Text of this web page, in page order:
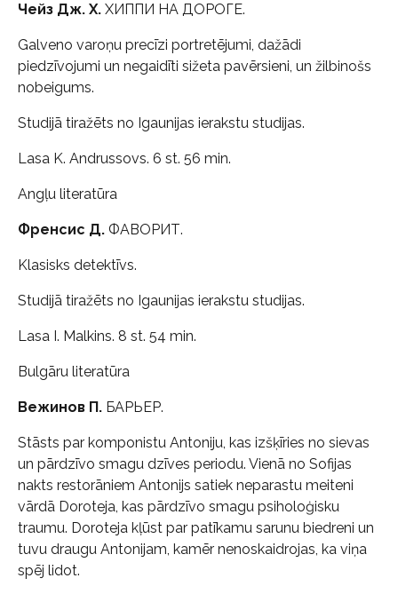
Чейз Дж. Х. ХИППИ НА ДОРОГЕ.
Galveno varoņu precīzi portretējumi, dažādi
piedzīvojumi un negaidīti sižeta pavērsieni, un žilbinošs
nobeigums.
Studijā tiražēts no Igaunijas ierakstu studijas.
Lasa K. Andrussovs. 6 st. 56 min.
Angļu literatūra
Френсис Д. ФАВОРИТ.
Klasisks detektīvs.
Studijā tiražēts no Igaunijas ierakstu studijas.
Lasa I. Malkins. 8 st. 54 min.
Bulgāru literatūra
Вежинов П. БАРЬЕР.
Stāsts par komponistu Antoniju, kas izšķīries no sievas
un pārdzīvo smagu dzīves periodu. Vienā no Sofijas
nakts restorāniem Antonijs satiek neparastu meiteni
vārdā Doroteja, kas pārdzīvo smagu psiholoģisku
traumu. Doroteja kļūst par patīkamu sarunu biedreni un
tuvu draugu Antonijam, kamēr nenoskaidrojas, ka viņa
spēj lidot.